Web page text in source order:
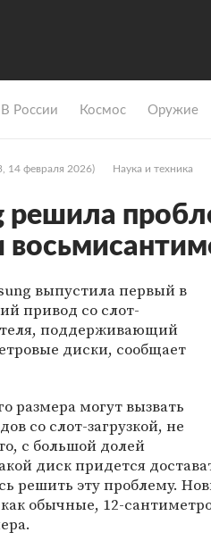
В России Космос Оружие
14 февраля 2026) Наука и техника
решила
выпустила первый в
привод со слот-
поддерживающий
диски, сообщает
размера могут вызвать
со слот-загрузкой, не
с большой долей
диск придется
решить эту проблему.
обычные, 12-